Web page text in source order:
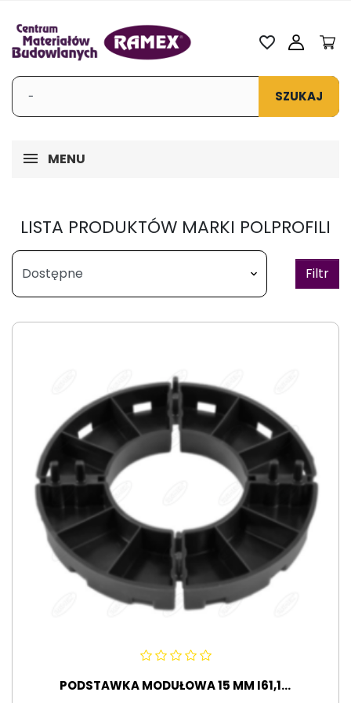
SZUKAJ
favorite_border
MENU
LISTA PRODUKTÓW MARKI POLPROFILI
Filtr
PODSTAWKA MODUŁOWA 15 MM I61,1...